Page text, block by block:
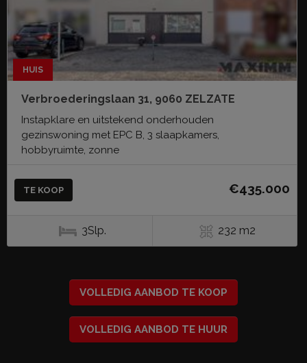
HUIS
Verbroederingslaan 31, 9060 ZELZATE
Instapklare en uitstekend onderhouden
gezinswoning met EPC B, 3 slaapkamers,
hobbyruimte, zonne
TE KOOP €435.000
3Slp. 232 m2
VOLLEDIG AANBOD TE KOOP
VOLLEDIG AANBOD TE HUUR